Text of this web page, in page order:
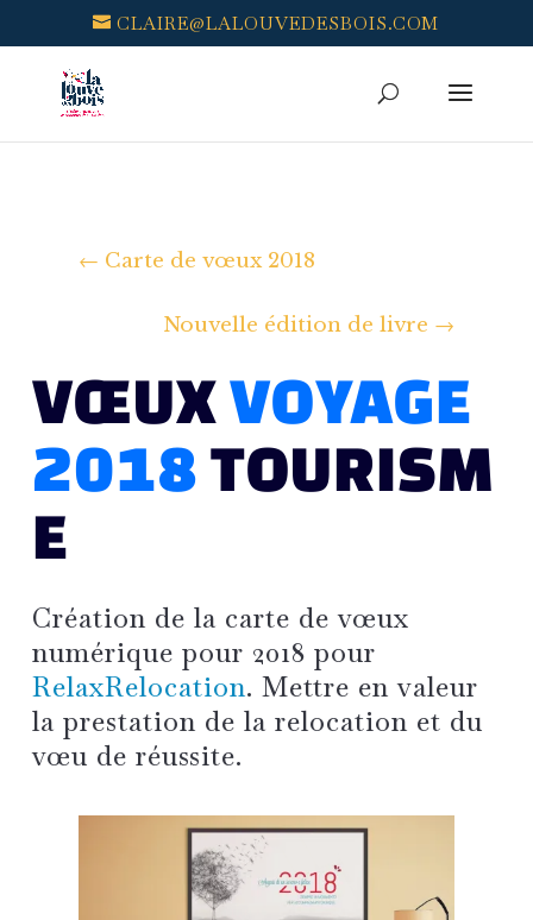
CLAIRE@LALOUVEDESBOIS.COM
← Carte de vœux 2018
Nouvelle édition de livre →
VŒUXVOYAGE
2018 TOURISM
E
Création de la carte de vœux
numérique pour 2018 pour
RelaxRelocation. Mettre en valeur
la prestation de la relocation et du
vœu de réussite.